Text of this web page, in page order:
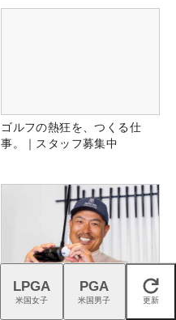
ゴルフの熱狂を、つくる仕
事。｜スタッフ募集中
プロギアの「4層フェース」が
閉じる
LPGA
米国女子
PGA
米国男子 更新